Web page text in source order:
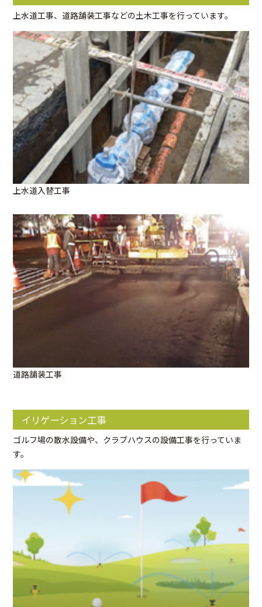
上水道工事、道路舗装工事などの土木工事を行っています。
上水道入替工事
道路舗装工事
イリゲーション工事
ゴルフ場の散水設備や、クラブハウスの設備工事を行っていま
す。